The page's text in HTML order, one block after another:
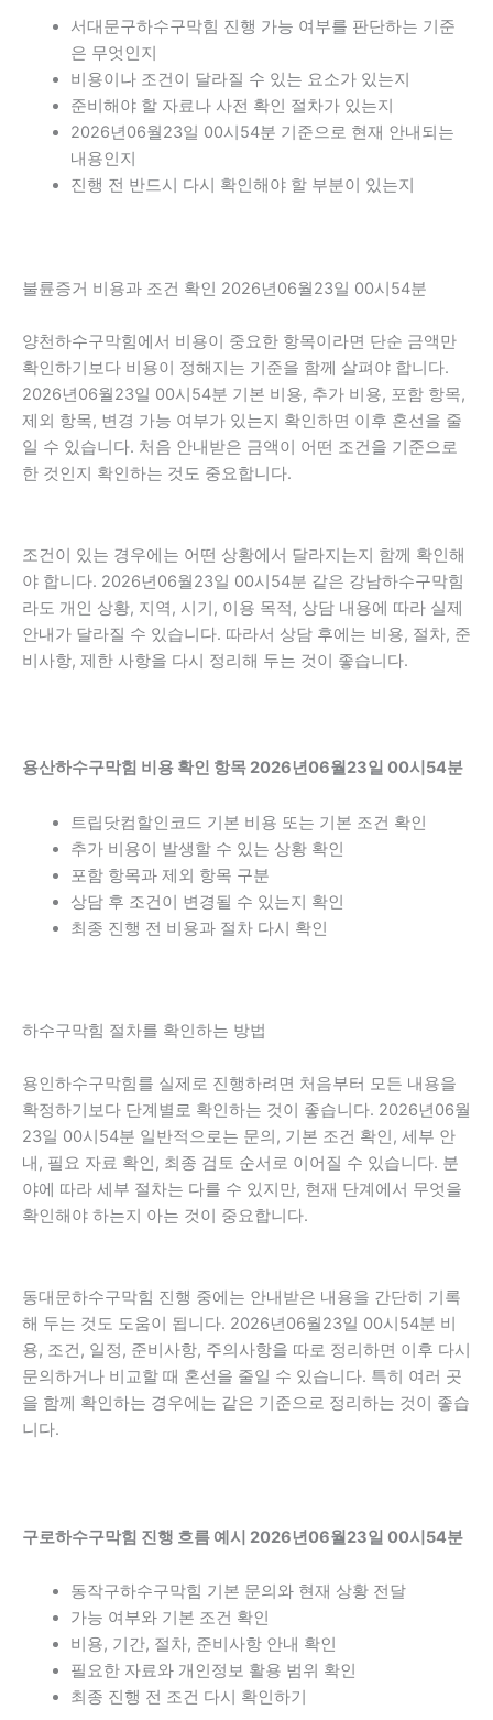
서대문구하수구막힘 진행 가능 여부를 판단하는 기준
은 무엇인지
비용이나 조건이 달라질 수 있는 요소가 있는지
준비해야 할 자료나 사전 확인 절차가 있는지
2026년06월23일 00시54분 기준으로 현재 안내되는
내용인지
진행 전 반드시 다시 확인해야 할 부분이 있는지
불륜증거 비용과 조건 확인 2026년06월23일 00시54분
양천하수구막힘에서 비용이 중요한 항목이라면 단순 금액만
확인하기보다 비용이 정해지는 기준을 함께 살펴야 합니다.
2026년06월23일 00시54분 기본 비용, 추가 비용, 포함 항목,
제외 항목, 변경 가능 여부가 있는지 확인하면 이후 혼선을 줄
일 수 있습니다. 처음 안내받은 금액이 어떤 조건을 기준으로
한 것인지 확인하는 것도 중요합니다.
조건이 있는 경우에는 어떤 상황에서 달라지는지 함께 확인해
야 합니다. 2026년06월23일 00시54분 같은 강남하수구막힘
라도 개인 상황, 지역, 시기, 이용 목적, 상담 내용에 따라 실제
안내가 달라질 수 있습니다. 따라서 상담 후에는 비용, 절차, 준
비사항, 제한 사항을 다시 정리해 두는 것이 좋습니다.
용산하수구막힘 비용 확인 항목 2026년06월23일 00시54분
트립닷컴할인코드 기본 비용 또는 기본 조건 확인
추가 비용이 발생할 수 있는 상황 확인
포함 항목과 제외 항목 구분
상담 후 조건이 변경될 수 있는지 확인
최종 진행 전 비용과 절차 다시 확인
하수구막힘 절차를 확인하는 방법
용인하수구막힘를 실제로 진행하려면 처음부터 모든 내용을
확정하기보다 단계별로 확인하는 것이 좋습니다. 2026년06월
23일 00시54분 일반적으로는 문의, 기본 조건 확인, 세부 안
내, 필요 자료 확인, 최종 검토 순서로 이어질 수 있습니다. 분
야에 따라 세부 절차는 다를 수 있지만, 현재 단계에서 무엇을
확인해야 하는지 아는 것이 중요합니다.
동대문하수구막힘 진행 중에는 안내받은 내용을 간단히 기록
해 두는 것도 도움이 됩니다. 2026년06월23일 00시54분 비
용, 조건, 일정, 준비사항, 주의사항을 따로 정리하면 이후 다시
문의하거나 비교할 때 혼선을 줄일 수 있습니다. 특히 여러 곳
을 함께 확인하는 경우에는 같은 기준으로 정리하는 것이 좋습
니다.
구로하수구막힘 진행 흐름 예시 2026년06월23일 00시54분
동작구하수구막힘 기본 문의와 현재 상황 전달
가능 여부와 기본 조건 확인
비용, 기간, 절차, 준비사항 안내 확인
필요한 자료와 개인정보 활용 범위 확인
최종 진행 전 조건 다시 확인하기